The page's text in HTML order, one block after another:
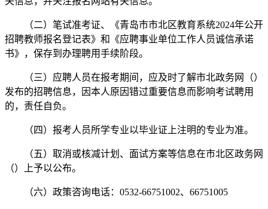
（二）笔试准考证、《青岛市市北区教育系统2024年公开
招聘教师报名登记表》和《应聘事业单位工作人员诚信承诺
书》，保存到办理聘用手续阶段。
（三）应聘人员在报考期间，应及时了解市北政务网（）
发布的招聘信息，因本人原因错过重要信息而影响考试聘用
的，责任自负。
（四）报考人员所学专业以毕业证上注明的专业为准。
（五）取消或核减计划、面试方案等信息在市北区政务网
（）上予以公布。
（六）政策咨询电话：0532-66751002、66751005